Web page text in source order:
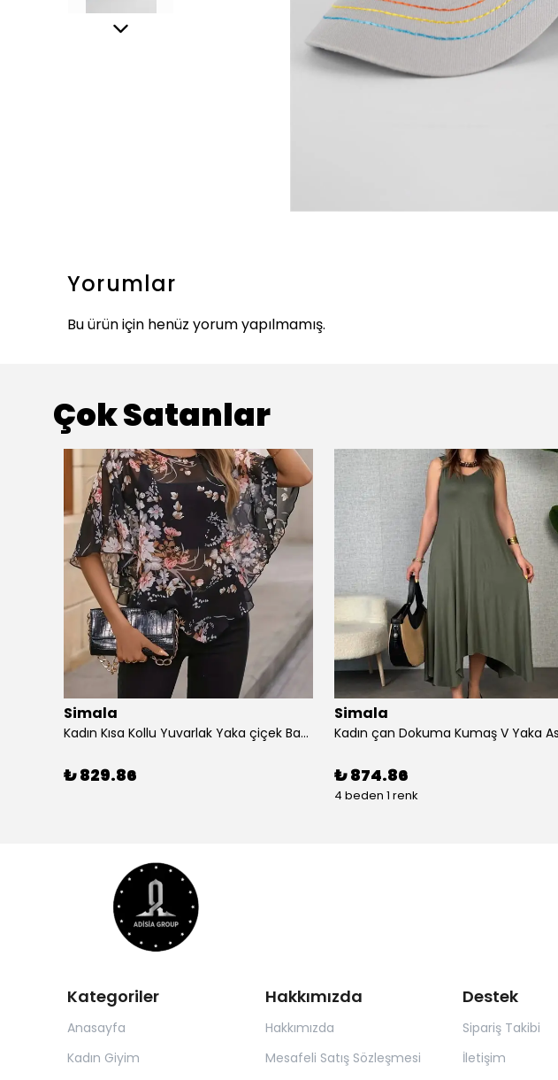
Yorumlar
Bu ürün için henüz yorum yapılmamış.
Çok Satanlar
Simala
Kadın Kısa Kollu Yuvarlak Yaka çiçek Baskılı Asimetrik Kesim şifon Bluz
₺ 829.86
Simala
₺ 874.86
4 beden 1 renk
Kategoriler
Anasayfa
Kadın Giyim
Hakkımızda
Hakkımızda
Mesafeli Satış Sözleşmesi
Destek
Sipariş Takibi
İletişim